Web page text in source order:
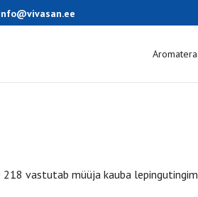
vastutab müüja kauba